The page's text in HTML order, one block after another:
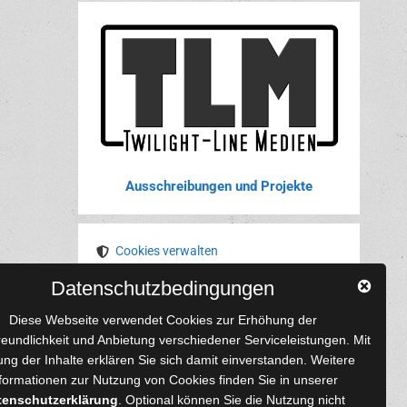
Ausschreibungen und Projekte
Cookies verwalten
YouTube
Tumblr
Pinterest
Instagram
X RSS-Feed
Autoren Content-Design
Datenschutzbedingungen
Diese Webseite verwendet Cookies zur Erhöhung der
und Anbietung verschiedener Serviceleistungen. Mit
der Inhalte erklären Sie sich damit einverstanden. Weitere
zur Nutzung von Cookies finden Sie in unserer
. Optional können Sie die Nutzung nicht